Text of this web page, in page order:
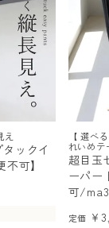
え
ックイ
可】
【 選べ
れいめテ
超目玉
ーパー
可/
定価 ¥